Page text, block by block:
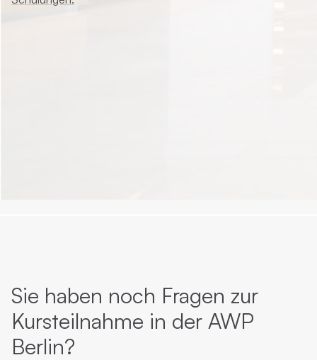
Sie haben noch Fragen zur
Kursteilnahme in der AWP
Berlin?